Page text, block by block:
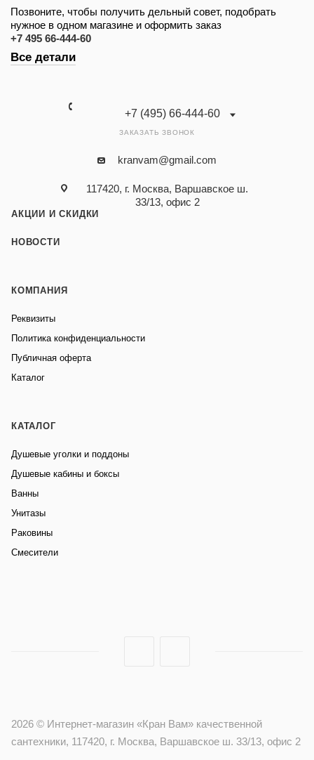
Позвоните, чтобы получить дельный совет, подобрать
нужное в одном магазине и оформить заказ
+7 495 66-444-60
Все детали
+7 (495) 66-444-60
ЗАКАЗАТЬ ЗВОНОК
kranvam@gmail.com
117420, г. Москва, Варшавское ш.
33/13, офис 2
АКЦИИ И СКИДКИ
НОВОСТИ
КОМПАНИЯ
Реквизиты
Политика конфиденциальности
Публичная оферта
Каталог
КАТАЛОГ
Душевые уголки и поддоны
Душевые кабины и боксы
Ванны
Унитазы
Раковины
Смесители
2026 © Интернет-магазин «Кран Вам» качественной
сантехники, 117420, г. Москва, Варшавское ш. 33/13, офис 2